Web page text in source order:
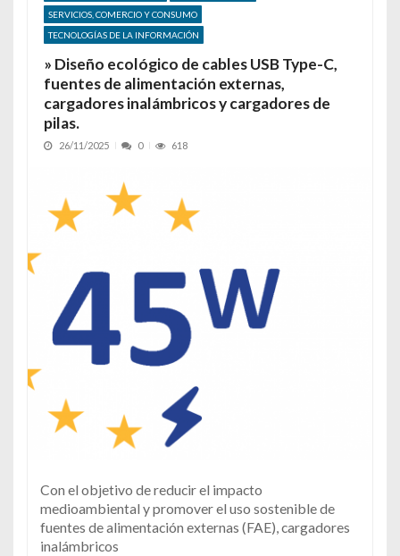
SERVICIOS, COMERCIO Y CONSUMO
TECNOLOGÍAS DE LA INFORMACIÓN
» Diseño ecológico de cables USB Type-C,
fuentes de alimentación externas,
cargadores inalámbricos y cargadores de
pilas.
26/11/2025 0 618
Con el objetivo de reducir el impacto
medioambiental y promover el uso sostenible de
fuentes de alimentación externas (FAE), cargadores
inalámbricos